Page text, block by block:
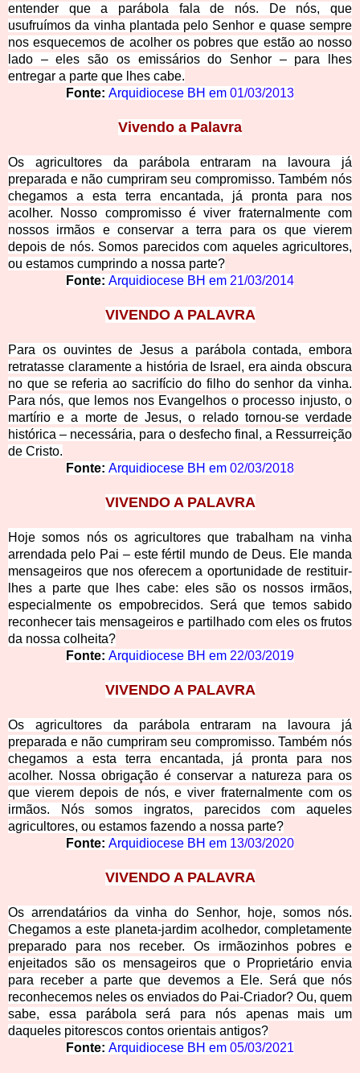
entender que a parábola fala de nós. De nós, que
usufruímos da vinha plantada pelo Senhor e quase sempre
nos esquecemos de acolher os pobres que estão ao nosso
lado – eles são os emissários do Senhor – para lhes
entregar a parte que lhes cabe.
Fonte: Arquidiocese BH em 01/03/2013
Vivendo a Palavra
Os agricultores da parábola entraram na lavoura já
preparada e não cumpriram seu compromisso. Também nós
chegamos a esta terra encantada, já pronta para nos
acolher. Nosso compromisso é viver fraternalmente com
nossos irmãos e conservar a terra para os que vierem
depois de nós. Somos parecidos com aqueles agricultores,
ou estamos cumprindo a nossa parte?
Fonte: Arquidiocese BH em 21/03/2014
VIVENDO A PALAVRA
Para os ouvintes de Jesus a parábola contada, embora
retratasse claramente a história de Israel, era ainda obscura
no que se referia ao sacrifício do filho do senhor da vinha.
Para nós, que lemos nos Evangelhos o processo injusto, o
martírio e a morte de Jesus, o relado tornou-se verdade
histórica – necessária, para o desfecho final, a Ressurreição
de Cristo.
Fonte: Arquidiocese BH em 02/03/2018
VIVENDO A PALAVRA
Hoje somos nós os agricultores que trabalham na vinha
arrendada pelo Pai – este fértil mundo de Deus. Ele manda
mensageiros que nos oferecem a oportunidade de restituir-
lhes a parte que lhes cabe: eles são os nossos irmãos,
especialmente os empobrecidos. Será que temos sabido
reconhecer tais mensageiros e partilhado com eles os frutos
da nossa colheita?
Fonte: Arquidiocese BH em 22/03/2019
VIVENDO A PALAVRA
Os agricultores da parábola entraram na lavoura já
preparada e não cumpriram seu compromisso. Também nós
chegamos a esta terra encantada, já pronta para nos
acolher. Nossa obrigação é conservar a natureza para os
que vierem depois de nós, e viver fraternalmente com os
irmãos. Nós somos ingratos, parecidos com aqueles
agricultores, ou estamos fazendo a nossa parte?
Fonte: Arquidiocese BH em 13/03/2020
VIVENDO A PALAVRA
Os arrendatários da vinha do Senhor, hoje, somos nós.
Chegamos a este planeta-jardim acolhedor, completamente
preparado para nos receber. Os irmãozinhos pobres e
enjeitados são os mensageiros que o Proprietário envia
para receber a parte que devemos a Ele. Será que nós
reconhecemos neles os enviados do Pai-Criador? Ou, quem
sabe, essa parábola será para nós apenas mais um
daqueles pitorescos contos orientais antigos?
Fonte: Arquidiocese BH em 05/03/2021